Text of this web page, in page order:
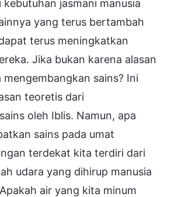
jasmani manusia
yang terus bertambah
terus meningkatkan
Jika bukan karena alasan
mengembangkan sains? Ini
teoretis dari
oleh Iblis. Namun, apa
sains pada umat
terdekat kita terdiri dari
udara yang dihirup manusia
air yang kita minum